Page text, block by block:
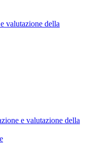
valutazione della
e valutazione della